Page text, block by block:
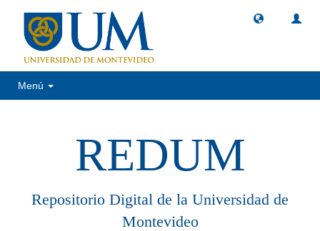
Menú
REDUM
Repositorio Digital de la Universidad de
Montevideo